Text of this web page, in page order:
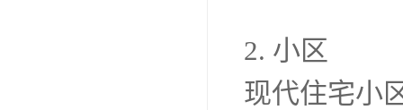
2. 小区
现代住宅小